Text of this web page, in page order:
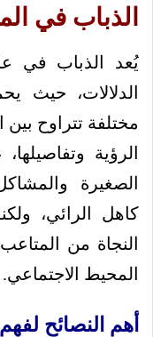
الذباب في
يُعد الذباب في
الدلالات، حيث
مختلفة تتراوح بين
الرؤية
الصغيرة
كاهل الرائي،
النجاة من
المحيط الاجتماعي.
أهم النصائح